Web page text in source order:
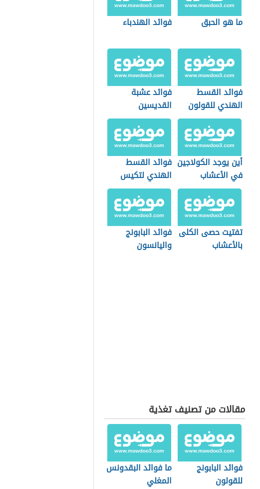
ما هو الحبق فوائد الهندباء
فوائد القسط
الهندي للقولون
فوائد عشبة
القديسين
أين يوجد الكولاجين
في الأعشاب
فوائد القسط
الهندي لتكيس
المبايض
تفتيت حصى الكلى
بالأعشاب
فوائد البابونج
واليانسون
مقالات من تصنيف تغذية
فوائد البابونج
للقولون
ما فوائد البقدونس
المغلي